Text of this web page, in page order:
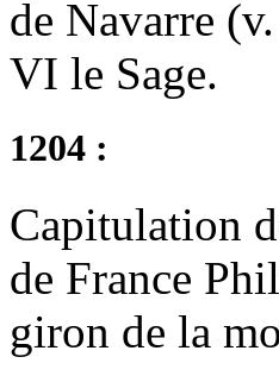
de Navarre
VI le Sage.
1204 :
Capitulation
de France
giron de la